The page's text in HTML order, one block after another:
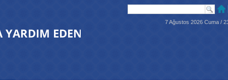
7 Ağustos 2026 Cuma /